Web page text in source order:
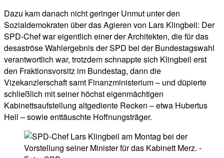
Dazu kam danach nicht geringer Unmut unter den
Sozialdemokraten über das Agieren von Lars Klingbeil: Der
SPD-Chef war eigentlich einer der Architekten, die für das
desaströse Wahlergebnis der SPD bei der Bundestagswahl
verantwortlich war, trotzdem schnappte sich Klingbeil erst
den Fraktionsvorsitz im Bundestag, dann die
Vizekanzlerschaft samt Finanzministerium – und düpierte
schließlich mit seiner höchst eigenmächtigen
Kabinettsaufstellung altgediente Recken – etwa Hubertus
Heil – sowie enttäuschte Hoffnungsträger.